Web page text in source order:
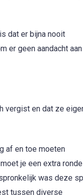
dat er bijna nooit
er geen aandacht
vergist en dat ze
af en toe moeten
je een extra ronde
was deze
tussen diverse